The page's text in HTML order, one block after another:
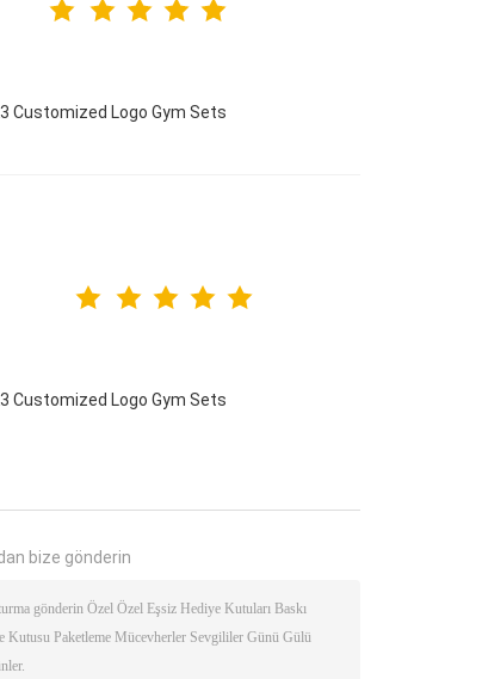
Customized Logo Gym Sets
Customized Logo Gym Sets
bize gönderin